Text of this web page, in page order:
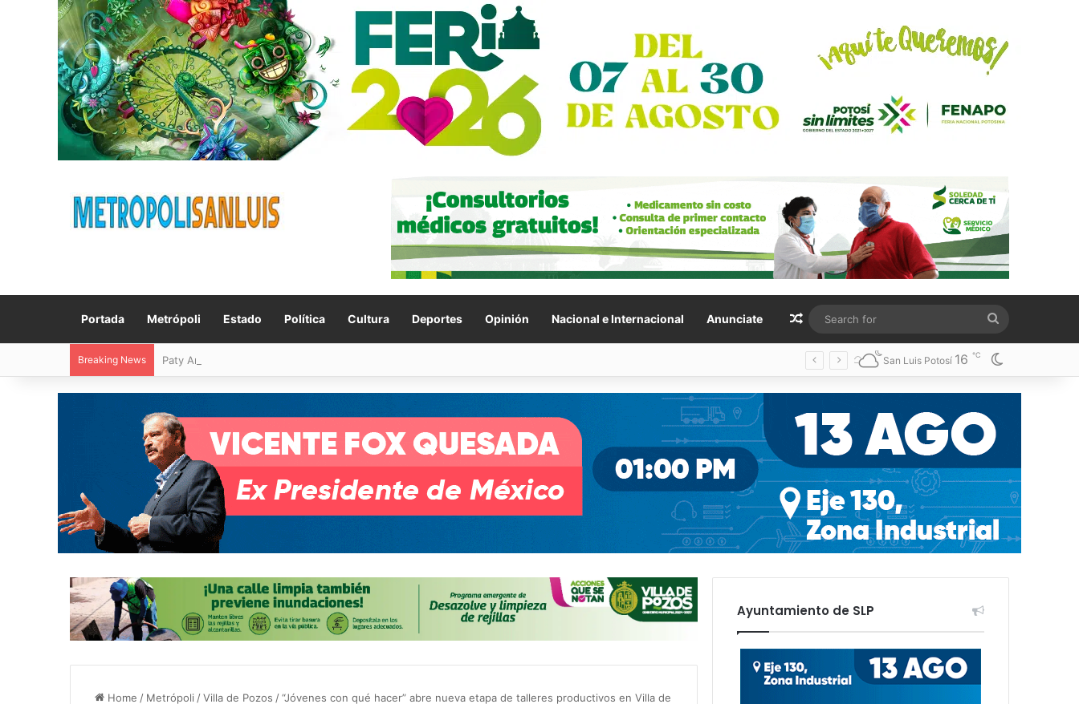
Portada Metrópoli Estado Política Cultura Deportes Opinión Nacional e Internacional Anunciate Random Article
for
Breaking News Paty Aradillas destaca impacto del nuevo desnivel de Circuito Potosí en la movilidad de Villa de Pozos San Luis Potosí 16 ℃
Home / Metrópoli /Villa de Pozos /“Jóvenes con qué hacer” abre nueva etapa de talleres productivos en Villa de
Ayuntamiento de SLP